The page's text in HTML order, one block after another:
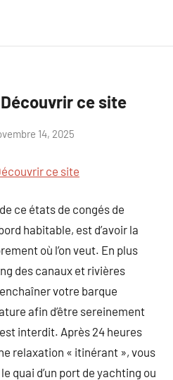
ce site
14, 2025
ce site
ce états de congés de
habitable, est d’avoir la
où l’on veut. En plus
des canaux et rivières
votre barque
afin d’être sereinement
interdit. Après 24 heures
relaxation « itinérant », vous
quai d’un port de yachting ou